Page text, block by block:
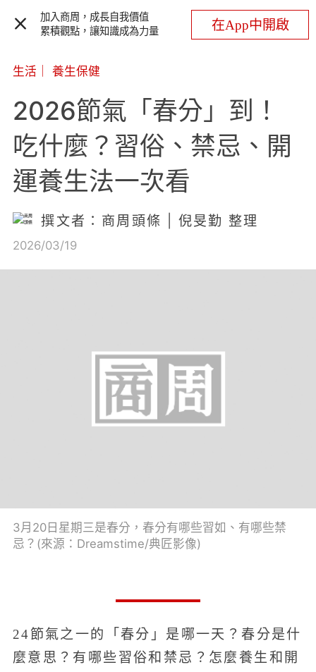
加入商周，成長自我價值
累積觀點，讓知識成為力量
在App中開啟
生活 養生保健
2026節氣「春分」到！
吃什麼？習俗、禁忌、開
運養生法一次看
撰文者：商周頭條 | 倪旻勤 整理
2026/03/19
3月20日星期三是春分，春分有哪些習如、有哪些禁
忌？(來源：Dreamstime/典匠影像)
24節氣之一的「春分」是哪一天？春分是什
麼意思？有哪些習俗和禁忌？怎麼養生和開